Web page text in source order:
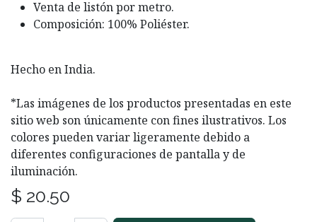
Venta de listón por metro.
Composición: 100% Poliéster.
Hecho en India.
*Las imágenes de los productos presentadas en este
sitio web son únicamente con fines ilustrativos. Los
colores pueden variar ligeramente debido a
diferentes configuraciones de pantalla y de
iluminación.
$ 20.50